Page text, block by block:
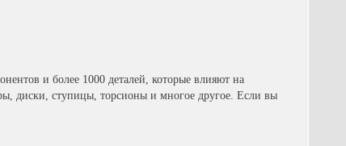
и более 1000 деталей, которые влияют на
диски, ступицы, торсионы и многое другое. Если вы